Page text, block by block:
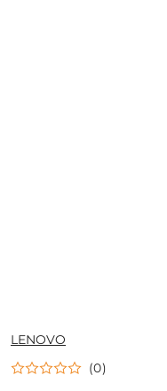
NAZWA
PRODUCENTA:
LENOVO
(0)